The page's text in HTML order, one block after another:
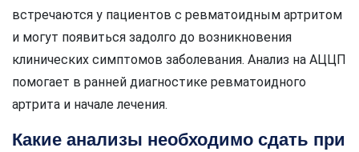
встречаются у пациентов с ревматоидным артритом
и могут появиться задолго до возникновения
клинических симптомов заболевания. Анализ на АЦЦП
помогает в ранней диагностике ревматоидного
артрита и начале лечения.
Какие анализы необходимо сдать при